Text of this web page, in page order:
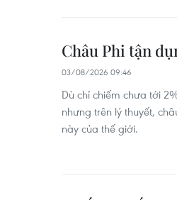
Châu Phi tận
03/08/2026 09:46
Dù chỉ chiếm chưa tới
nhưng trên lý thuyết,
này của thế giới.